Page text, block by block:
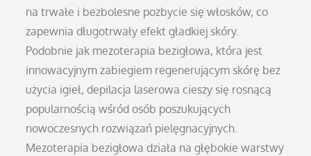
na trwałe i bezbolesne pozbycie się włosków, co
zapewnia długotrwały efekt gładkiej skóry.
Podobnie jak mezoterapia bezigłowa, która jest
innowacyjnym zabiegiem regenerującym skórę bez
użycia igieł, depilacja laserowa cieszy się rosnącą
popularnością wśród osób poszukujących
nowoczesnych rozwiązań pielęgnacyjnych.
Mezoterapia bezigłowa działa na głębokie warstwy